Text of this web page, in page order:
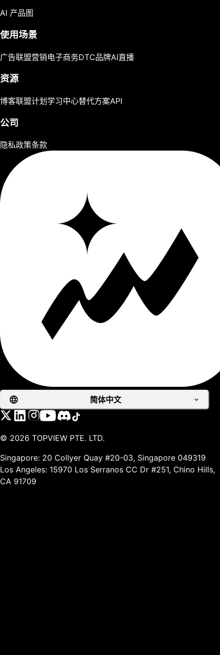
AI 产品图
使用场景
广告联盟营销电子商务DTC品牌AI直播
资源
博客联盟计划 学习中心替代方案API
公司
隐私政策条款
简体中文
© 2026 TOPVIEW PTE. LTD.
Singapore: 20 Collyer Quay #20-03, Singapore 049319
Los Angeles: 15970 Los Serranos CC Dr #251, Chino Hills,
CA 91709